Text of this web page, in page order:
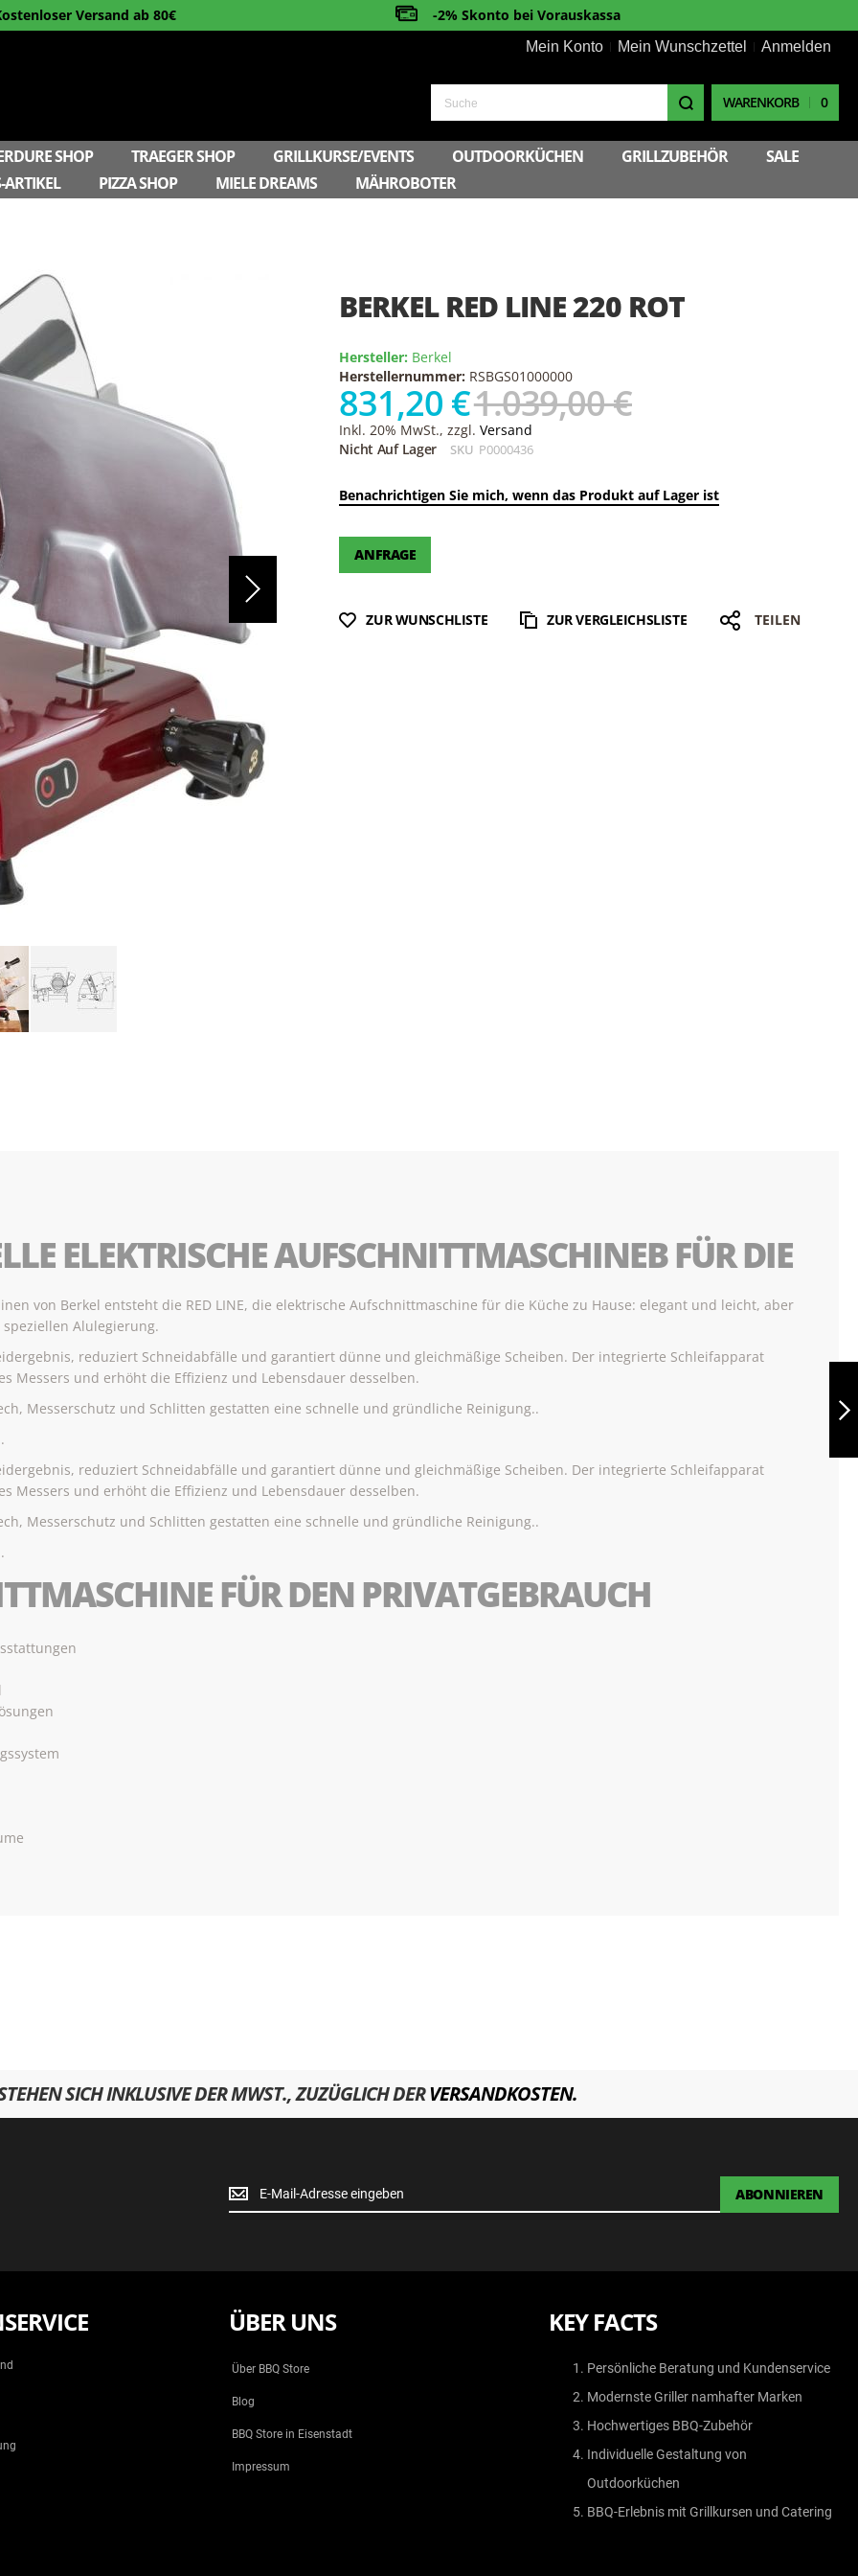
Versand ab 80€ -2% Skonto bei Vorauskassa
Mein Konto Mein Wunschzettel Anmelden
WARENKORB 0
SHOP TRAEGER SHOP GRILLKURSE/EVENTS OUTDOORKÜCHEN GRILLZUBEHÖR
SALE
ARTIKEL PIZZA SHOP MIELE DREAMS MÄHROBOTER
BERKEL RED LINE
BERKEL RED LINE 220 ROT
Hersteller: Berkel
Herstellernummer: RSBGS01000000
831,20 €1.039,00 €
Inkl. 20% MwSt., zzgl.Versand
Nicht Auf Lager
SKU P0000436
Benachrichtigen Sie mich, wenn das Produkt auf Lager ist
ANFRAGE
ZUR WUNSCHLISTE ZUR VERGLEICHSLISTE TEILEN
ELEKTRISCHE AUFSCHNITTMASCHINEB FÜR DIE
von Berkel entsteht die RED LINE, die elektrische Aufschnittmaschine für die Küche zu Hause: elegant und leicht, aber
Alulegierung.
reduziert Schneidabfälle und garantiert dünne und gleichmäßige Scheiben. Der integrierte Schleifapparat
Messers und erhöht die Effizienz und Lebensdauer desselben.
Messerschutz und Schlitten gestatten eine schnelle und gründliche Reinigung..
reduziert Schneidabfälle und garantiert dünne und gleichmäßige Scheiben. Der integrierte Schleifapparat
Messers und erhöht die Effizienz und Lebensdauer desselben.
Messerschutz und Schlitten gestatten eine schnelle und gründliche Reinigung..
FÜR DEN PRIVATGEBRAUCH
SICH INKLUSIVE DER MWST., ZUZÜGLICH DERVERSANDKOSTEN.
Newsletter
Anmeldung
ABONNIEREN
ÜBER UNS
Über BBQ Store
Blog
BBQ Store in Eisenstadt
Impressum
KEY FACTS
Persönliche Beratung und Kundenservice
Modernste Griller namhafter Marken
Hochwertiges BBQ-Zubehör
Individuelle Gestaltung von
Outdoorküchen
BBQ-Erlebnis mit Grillkursen und Catering